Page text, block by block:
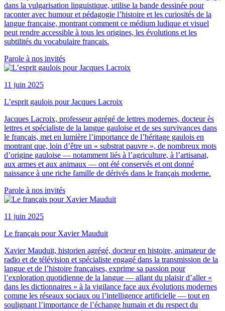
dans la vulgarisation linguistique, utilise la bande dessinée pour
raconter avec humour et pédagogie l’histoire et les curiosités de la
langue française, montrant comment ce médium ludique et visuel
peut rendre accessible à tous les origines, les évolutions et les
subtilités du vocabulaire français.
Parole à nos invités
11 juin 2025
L’esprit gaulois pour Jacques Lacroix
Jacques Lacroix, professeur agrégé de lettres modernes, docteur ès
lettres et spécialiste de la langue gauloise et de ses survivances dans
le français, met en lumière l’importance de l’héritage gaulois en
montrant que, loin d’être un « substrat pauvre », de nombreux mots
d’origine gauloise — notamment liés à l’agriculture, à l’artisanat,
aux armes et aux animaux — ont été conservés et ont donné
naissance à une riche famille de dérivés dans le français moderne.
Parole à nos invités
11 juin 2025
Le français pour Xavier Mauduit
Xavier Mauduit, historien agrégé, docteur en histoire, animateur de
radio et de télévision et spécialiste engagé dans la transmission de la
langue et de l’histoire françaises, exprime sa passion pour
l’exploration quotidienne de la langue — allant du plaisir d’aller «
dans les dictionnaires » à la vigilance face aux évolutions modernes
comme les réseaux sociaux ou l’intelligence artificielle — tout en
soulignant l’importance de l’échange humain et du respect du